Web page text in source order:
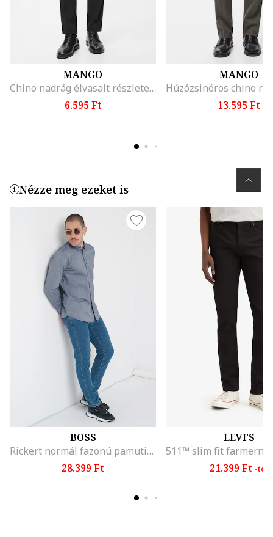
MANGO
Chino nadrág élvasalt részletekkel, Koptatott fekete
6.595 Ft
MANGO
13.595 Ft
Nézze meg ezeket is
BOSS
Rickert normál fazonú pamuting oxford gallérral, Púderkék
28.399 Ft
LEVI'S
21.399 Ft -tól